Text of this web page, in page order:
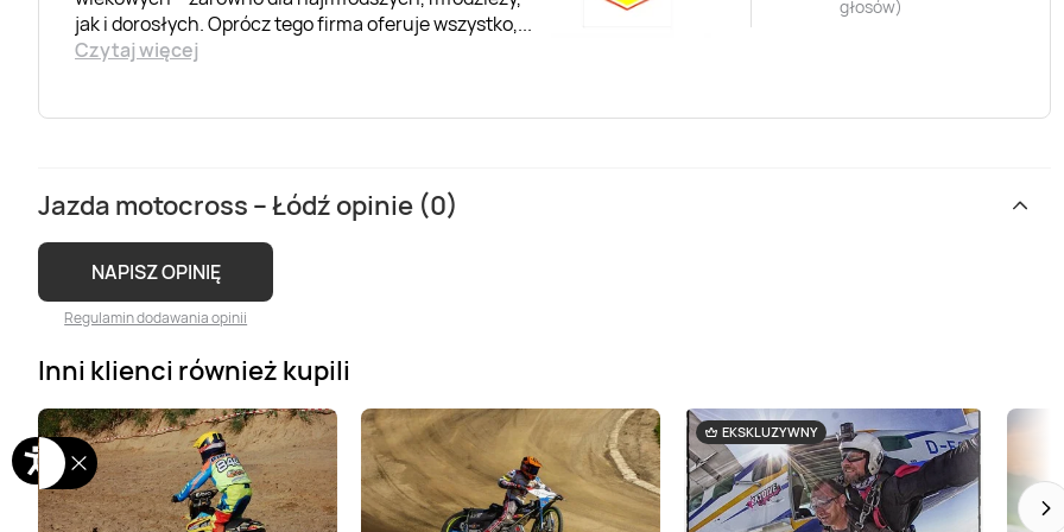
jak i dorosłych. Oprócz tego firma oferuje wszystko,...
Czytaj więcej
głosów)
Jazda motocross – Łódź opinie (0)
NAPISZ OPINIĘ
Regulamin dodawania opinii
Inni klienci również kupili
EKSKLUZYWNY